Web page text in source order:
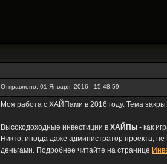
Отправлено: 01 Января, 2016 - 15:48:59
Моя работа с ХАЙПами в 2016 году. Тема
Высокодоходные инвестиции в ХАЙПы - как
Никто, иногда даже администратор проекта,
деньгами. Подробнее читайте на странице